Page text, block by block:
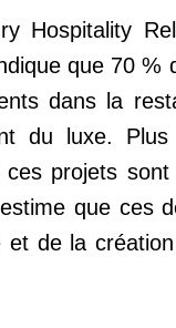
Hospitality
que 70 %
dans la
du luxe.
ces projets
que ces
de la création